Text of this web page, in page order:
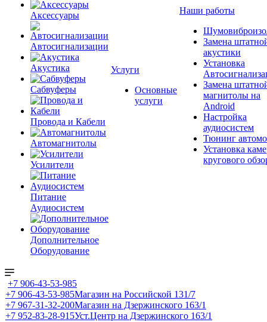
Аксессуары
Автосигнализации
Акустика
Сабвуферы
Провода и Кабели
Автомагнитолы
Усилители
Питание
Аудиосистем
Дополнительное
Оборудование
Услуги
Основные
услуги
Наши работы
Замена
акустики
Установка
Замена
магнитолы на
Android
Настройка
аудиосистем
Тюнинг
Установка
кругового
+7 906-43-53-985
+7 906-43-53-985Магазин на Российской 131/7
+7 967-31-32-200Магазин на Дзержинского 163/1
+7 952-83-28-915Уст.Центр на Дзержинского 163/1